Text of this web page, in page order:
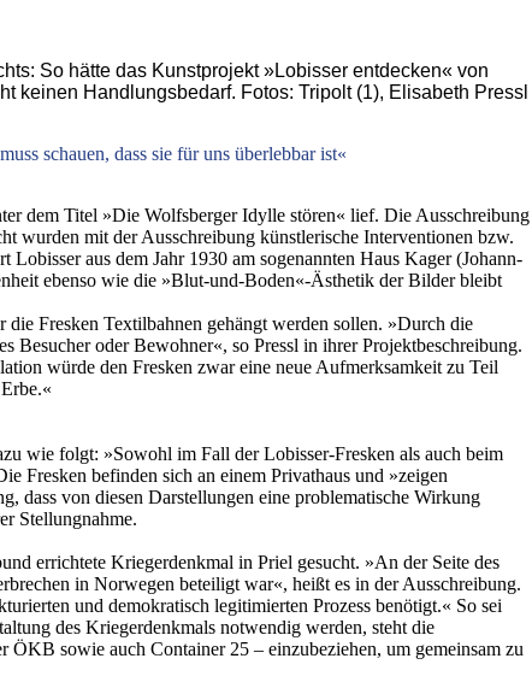
So hätte das Kunstprojekt »Lobisser entdecken« von
keinen Handlungsbedarf. Fotos: Tripolt (1), Elisabeth Pressl
schauen, dass sie für uns überlebbar ist«
dem Titel »Die Wolfsberger Idylle stören« lief. Die Ausschreibung
wurden mit der Ausschreibung künstlerische Interventionen bzw.
aus dem Jahr 1930 am sogenannten Haus Kager (Johann-
ebenso wie die »Blut-und-Boden«-Ästhetik der Bilder bleibt
die Fresken Textilbahnen gehängt werden sollen. »Durch die
Besucher oder Bewohner«, so Pressl in ihrer Projektbeschreibung.
würde den Fresken zwar eine neue Aufmerksamkeit zu Teil
wie folgt: »Sowohl im Fall der Lobisser-Fresken als auch beim
Fresken befinden sich an einem Privathaus und »zeigen
dass von diesen Darstellungen eine problematische Wirkung
Stellungnahme.
errichtete Kriegerdenkmal in Priel gesucht. »An der Seite des
in Norwegen beteiligt war«, heißt es in der Ausschreibung.
und demokratisch legitimierten Prozess benötigt.« So sei
des Kriegerdenkmals notwendig werden, steht die
sowie auch Container 25 – einzubeziehen, um gemeinsam zu